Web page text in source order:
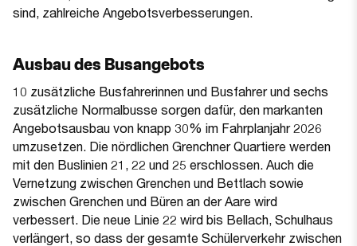
sind, zahlreiche Angebotsverbesserungen.
Ausbau des Busangebots
10 zusätzliche Busfahrerinnen und Busfahrer und sechs
zusätzliche Normalbusse sorgen dafür, den markanten
Angebotsausbau von knapp 30% im Fahrplanjahr 2026
umzusetzen. Die nördlichen Grenchner Quartiere werden
mit den Buslinien 21, 22 und 25 erschlossen. Auch die
Vernetzung zwischen Grenchen und Bettlach sowie
zwischen Grenchen und Büren an der Aare wird
verbessert. Die neue Linie 22 wird bis Bellach, Schulhaus
verlängert, so dass der gesamte Schülerverkehr zwischen